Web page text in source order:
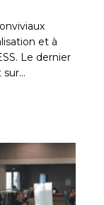
et à
Le dernier
sur…